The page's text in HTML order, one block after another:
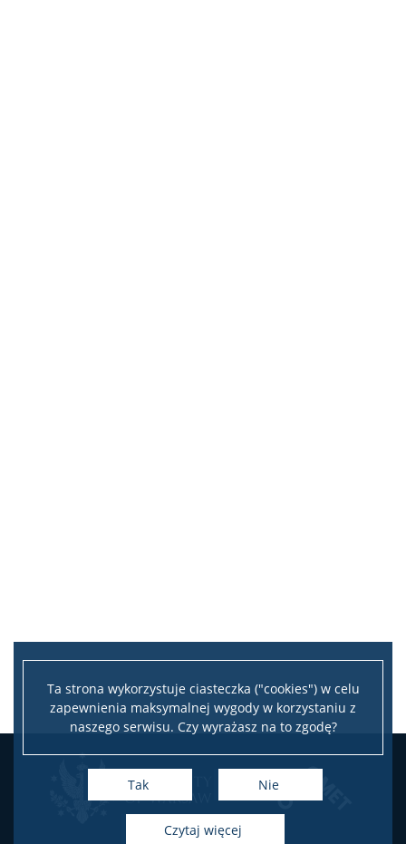
Ta strona wykorzystuje ciasteczka ("cookies") w celu
zapewnienia maksymalnej wygody w korzystaniu z
naszego serwisu. Czy wyrażasz na to zgodę?
Tak Nie
czytaj więcej